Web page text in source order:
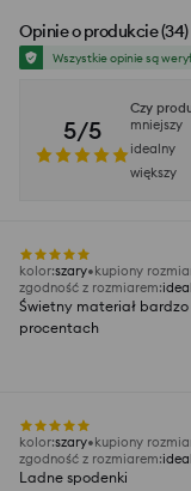
Opinie o produkcie(34)
Wszystkie opinie są
5/5
Czy
mniejszy
idealny
większy
kolor:szary kupiony
zgodność z rozmiarem:
Świetny materiał
procentach
kolor:szary kupiony
zgodność z rozmiarem:
Ladne spodenki